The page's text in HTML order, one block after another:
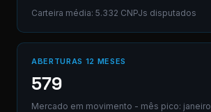
Carteira média: 5.332 CNPJs disputados
ABERTURAS 12 MESES
579
Mercado em movimento - mês pico: janeiro